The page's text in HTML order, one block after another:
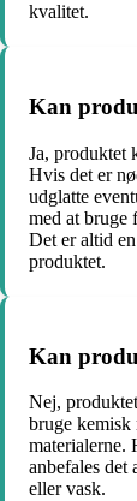
kvalitet.
Kan
Ja, produktet
Hvis det er
udglatte
med at bruge
Det er altid
produktet.
Kan
Nej,
bruge kemisk
materialerne.
anbefales det
eller vask.